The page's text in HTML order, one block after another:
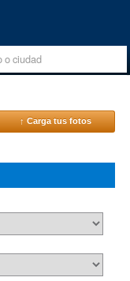
↑ Carga tus fotos